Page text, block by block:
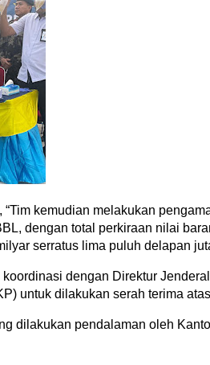
kemudian melakukan
dengan total perkiraan nilai
serratus lima puluh delapan
dengan Direktur
untuk dilakukan serah terima
dilakukan pendalaman oleh